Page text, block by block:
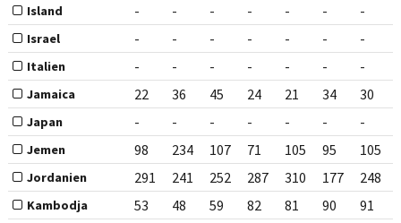
Island - - - - - - -
Israel - - - - - - -
Italien - - - - - - -
Jamaica 22 36 45 24 21 34 30
Japan - - - - - - -
Jemen 98 234 107 71 105 95 105
Jordanien 291 241 252 287 310 177 248
Kambodja 53 48 59 82 81 90 91